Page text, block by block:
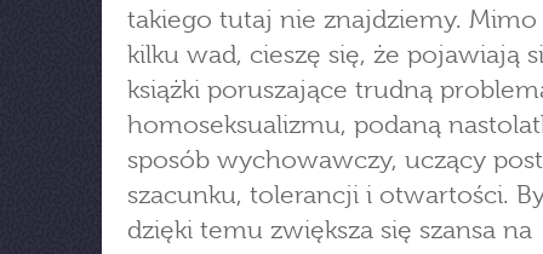
takiego tutaj nie znajdziemy.
kilku wad, cieszę się, że pojawiają
książki poruszające trudną
homoseksualizmu, podaną
sposób wychowawczy, uczący
szacunku, tolerancji i otwartości.
dzięki temu zwiększa się szansa na